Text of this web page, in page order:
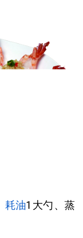
耗油1大勺、蒸